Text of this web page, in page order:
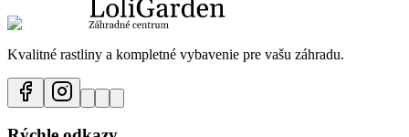
Kvalitné rastliny a kompletné vybavenie pre vašu záhradu.